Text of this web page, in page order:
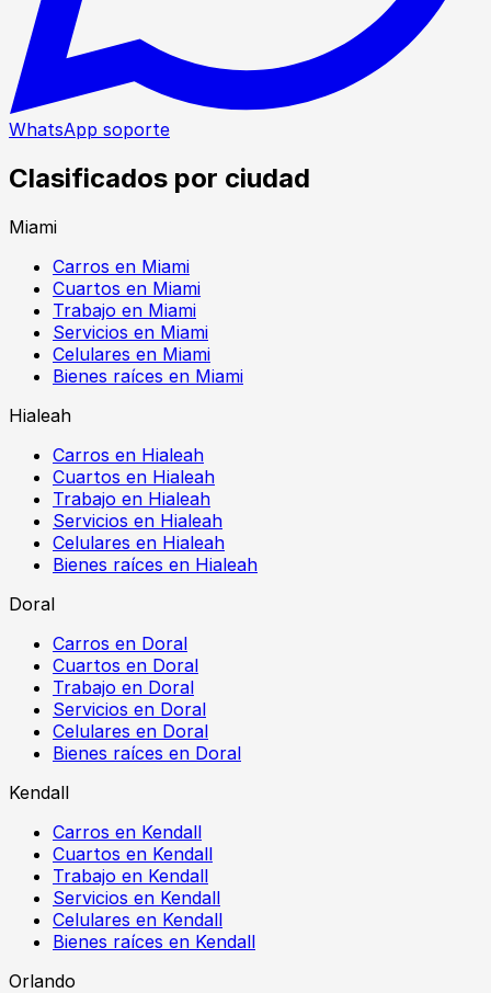
WhatsApp soporte
Clasificados por ciudad
Miami
Carros en Miami
Cuartos en Miami
Trabajo en Miami
Servicios en Miami
Celulares en Miami
Bienes raíces en Miami
Hialeah
Carros en Hialeah
Cuartos en Hialeah
Trabajo en Hialeah
Servicios en Hialeah
Celulares en Hialeah
Bienes raíces en Hialeah
Doral
Carros en Doral
Cuartos en Doral
Trabajo en Doral
Servicios en Doral
Celulares en Doral
Bienes raíces en Doral
Kendall
Carros en Kendall
Cuartos en Kendall
Trabajo en Kendall
Servicios en Kendall
Celulares en Kendall
Bienes raíces en Kendall
Orlando